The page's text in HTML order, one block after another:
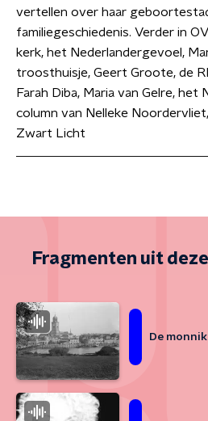
vertellen over haar
familiegeschiedenis. Verder in
kerk, het Nederlandergevoel,
troosthuisje, Geert Groote, de
Farah Diba, Maria van Gelre, het
column van Nelleke
Zwart Licht
Fragmenten uit
De